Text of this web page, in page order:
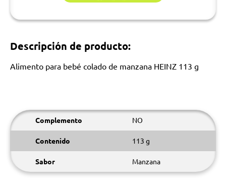
Descripción de producto:
Alimento para bebé colado de manzana HEINZ 113 g
Complemento NO
Contenido 113 g
Sabor Manzana